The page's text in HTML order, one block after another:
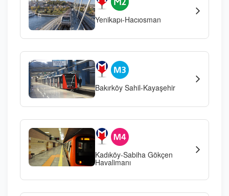
Yenikapı-Hacıosman
Bakırköy Sahil-Kayaşehir
Kadıköy-Sabiha Gökçen
Havalimanı